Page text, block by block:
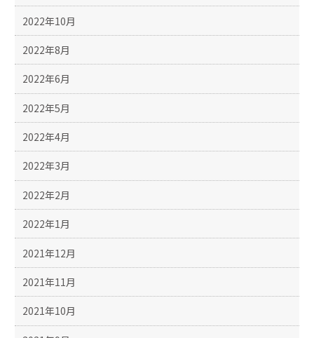
2022年10月
2022年8月
2022年6月
2022年5月
2022年4月
2022年3月
2022年2月
2022年1月
2021年12月
2021年11月
2021年10月